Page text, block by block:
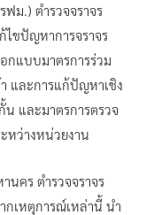
ม.) ตำรวจจราจร
ขปัญหาการจราจร
กแบบมาตรการร่วม
และการแก้ปัญหาเชิง
น และมาตรการตรวจ
หว่างหน่วยงาน
นคร ตำรวจจราจร
กเหตุการณ์เหล่านี้ นำ